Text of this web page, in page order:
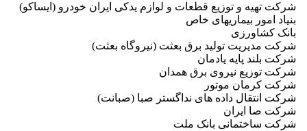
شرکت تهیه و توزیع قطعات و لوازم یدکی ایران خودرو (ایساکو)
بنیاد امور بیماریهای خاص
بانک کشاورزی
شرکت مدیریت تولید برق بعثت (نیروگاه بعثت)
شرکت بلند پایه یادمان
شرکت توزیع نیروی برق همدان
شرکت کرمان موتور
شرکت انتقال داده های نداگستر صبا (صبانت)
شرکت صا ایران
شرکت ساختمانی بانک ملت